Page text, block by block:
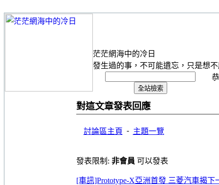
茫茫網海中的冷日
發生過的事，不可能遺忘，只是想
對這文章發表回應
討論區主頁 - 主題一覽
發表限制: 非會員 可以發表
[車訊]Prototype-X亞洲首發 三菱汽車揭下